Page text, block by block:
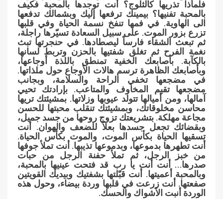
فلماذا تذريها كالثلوج؟ أنت توجدها بالمحبة فكيف
بالمحبة تفنيها؟ بيمينك ترفعها إليك وبشمالك تدفعها
الى الهاوية. في فمها تنفخ نسمة الحياة وفي قلبها
تزرع بزور الموت. على سبيل السعادة تسيّرها راجلة،
ثم تبعث الشقاء فارساً ليصطادها. في حنجرتها تبث
نغمة الفرح ثم تغلق شفتيها بالحزن وتربط لسانها
بالكآبة. بأصابعك الخفية تمنطق باللذة أوجاعها،
وبأصابعك الظاهرة ترسم هالات الأوجاع حول ملذاتها.
في مضجعها تخفي الراحة والسلامة، وبجانب
مضجعها تقيم المخاوف والمتاعب. بإرادتك تحيي
آمالها، ومن أميالها تتولد عيوبها وزلاتها. بمشيئتك تريها
محاسن مخلوقاتك، وبمشيئتك تنقلب محبتها للحسن
مجاعة مهلكة. بتشريعتك تزوج روحها من جسد جميل،
وبقضائك تجعل جسدها بعلاً للضعف والهوان. أنت
تسقيها الحياة بكأس الموت، والموت بكأس الحياة.
أنت تطهرها بدموعها، وبدموعها تذيبها. أنت تملأ جوفها
من خبز الرجل، ثم تملأ حفنة الرجل من حبات
صدرها… أنت أنت يا رب قد فتحت عينيها بالمحبة،
وبالمحبة أعميتها. أنت قبّلتها بشفتيك وبيديك القويتين
صفعتها. أنت زرعت في قلبها وردة بيضاء، وحول هذه
الوردة أنبت الأشواك والحسك.